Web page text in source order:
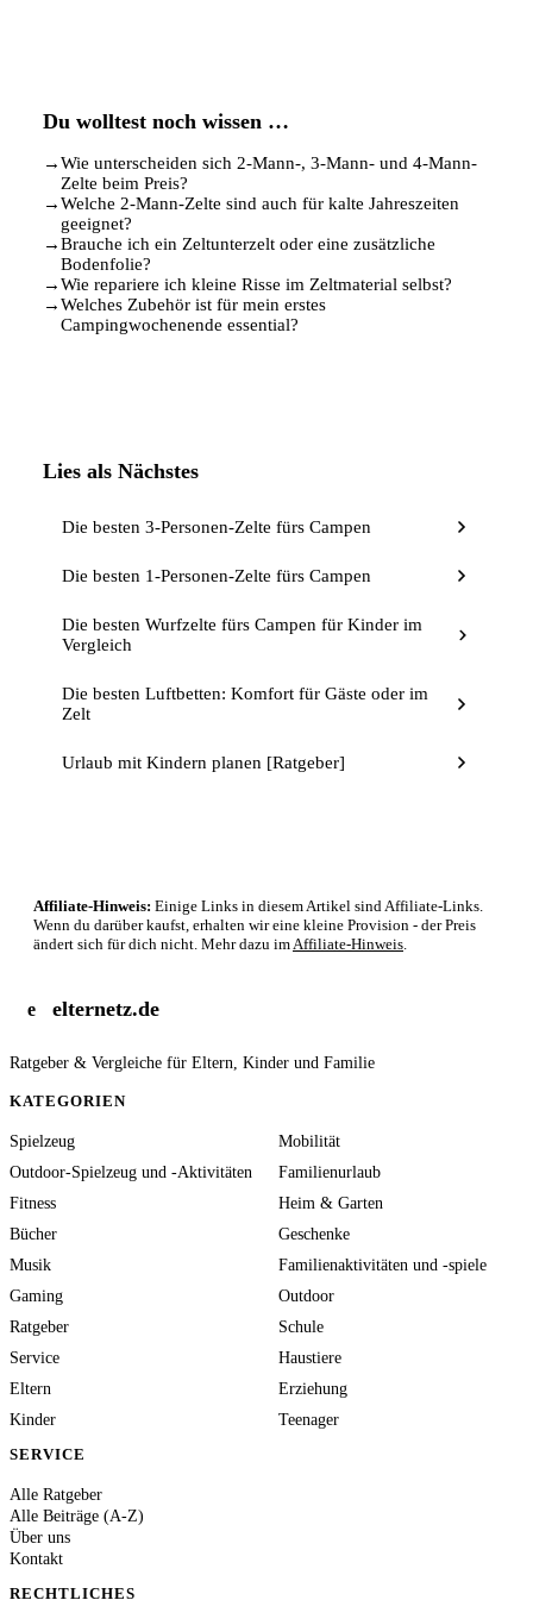
Du wolltest noch wissen …
→Wie unterscheiden sich 2-Mann-, 3-Mann- und 4-Mann-
Zelte beim Preis?
→Welche 2-Mann-Zelte sind auch für kalte Jahreszeiten
geeignet?
→Brauche ich ein Zeltunterzelt oder eine zusätzliche
Bodenfolie?
→Wie repariere ich kleine Risse im Zeltmaterial selbst?
→Welches Zubehör ist für mein erstes
Campingwochenende essential?
Lies als Nächstes
Die besten 3-Personen-Zelte fürs Campen
Die besten 1-Personen-Zelte fürs Campen
Die besten Wurfzelte fürs Campen für Kinder im
Vergleich
Die besten Luftbetten: Komfort für Gäste oder im
Zelt
Urlaub mit Kindern planen [Ratgeber]
Affiliate-Hinweis: Einige Links in diesem Artikel sind Affiliate-Links.
Wenn du darüber kaufst, erhalten wir eine kleine Provision - der Preis
ändert sich für dich nicht. Mehr dazu im Affiliate-Hinweis
e elternetz.de
Ratgeber & Vergleiche für Eltern, Kinder und Familie
KATEGORIEN
Spielzeug
Mobilität
Outdoor-Spielzeug und -Aktivitäten
Familienurlaub
Fitness
Heim & Garten
Bücher
Geschenke
Musik
Familienaktivitäten und -spiele
Gaming
Outdoor
Ratgeber
Schule
Service
Haustiere
Eltern
Erziehung
Kinder
Teenager
SERVICE
Alle Ratgeber
Alle Beiträge (A-Z)
Über uns
Kontakt
RECHTLICHES